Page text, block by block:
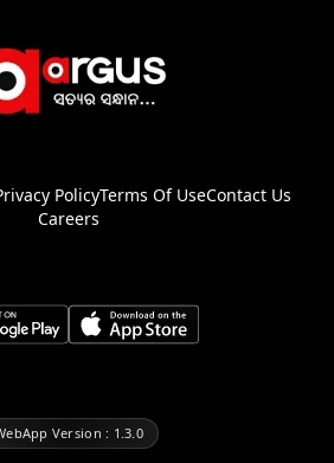
PolicyTerms Of UseContact Us
Careers
Version : 1.3.0